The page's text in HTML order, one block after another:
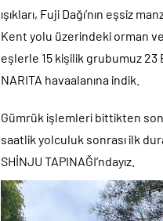
ışıkları, Fuji Dağı’nın eşsiz
Kent yolu üzerindeki orman ve
eşlerle 15 kişilik grubumuz 23
NARITA havaalanına indik.
Gümrük işlemleri bittikten
saatlik yolculuk sonrası ilk
SHİNJU TAPINAĞI’ndayız.